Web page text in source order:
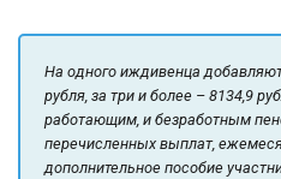
На одного иждивенца
рубля, за три и более – 8134,9
работающим, и безработным
перечисленных выплат,
дополнительное пособие